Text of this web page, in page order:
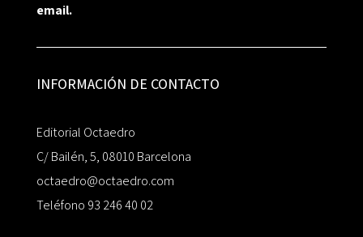
email.
INFORMACIÓN DE CONTACTO
Editorial Octaedro
C/ Bailén, 5, 08010 Barcelona
octaedro@octaedro.com
Teléfono 93 246 40 02